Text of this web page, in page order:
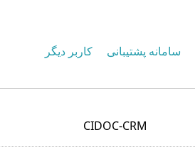
سامانه پشتیبانی کاربر دیگر
CIDOC-CRM